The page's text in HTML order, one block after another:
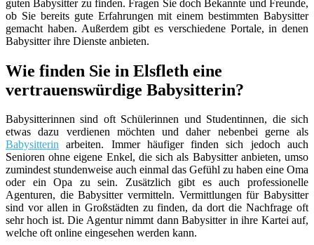
guten Babysitter zu finden. Fragen Sie doch Bekannte und Freunde,
ob Sie bereits gute Erfahrungen mit einem bestimmten Babysitter
gemacht haben. Außerdem gibt es verschiedene Portale, in denen
Babysitter ihre Dienste anbieten.
Wie finden Sie in Elsfleth eine
vertrauenswürdige Babysitterin?
Babysitterinnen sind oft Schülerinnen und Studentinnen, die sich
etwas dazu verdienen möchten und daher nebenbei gerne als
Babysitterin arbeiten. Immer häufiger finden sich jedoch auch
Senioren ohne eigene Enkel, die sich als Babysitter anbieten, umso
zumindest stundenweise auch einmal das Gefühl zu haben eine Oma
oder ein Opa zu sein. Zusätzlich gibt es auch professionelle
Agenturen, die Babysitter vermitteln. Vermittlungen für Babysitter
sind vor allen in Großstädten zu finden, da dort die Nachfrage oft
sehr hoch ist. Die Agentur nimmt dann Babysitter in ihre Kartei auf,
welche oft online eingesehen werden kann.